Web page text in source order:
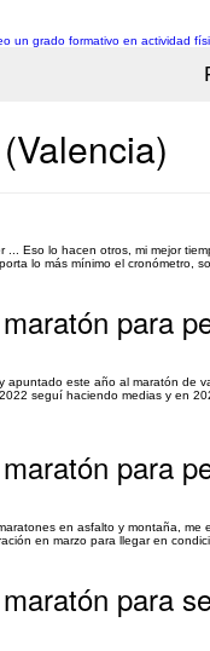
un grado formativo en actividad
Eso lo hacen otros, mi mejor
lo más mínimo el cronómetro,
para
este año al maratón
seguí haciendo medias y en
para
en asfalto y montaña,
en marzo para llegar en
para